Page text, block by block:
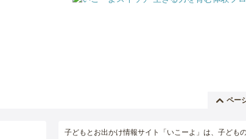
ペー
子どもとお出かけ情報サイト「いこーよ」は、子ども